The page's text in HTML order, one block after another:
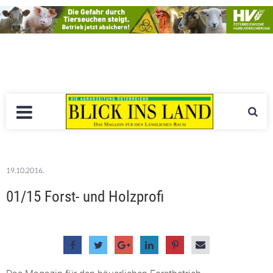
19.10.2016.
01/15 Forst- und Holzprofi